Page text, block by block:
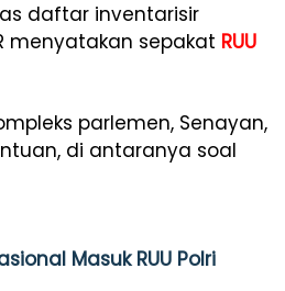
daftar inventarisir
menyatakan sepakat RUU
parlemen, Senayan,
di antaranya soal
Masuk RUU Polri